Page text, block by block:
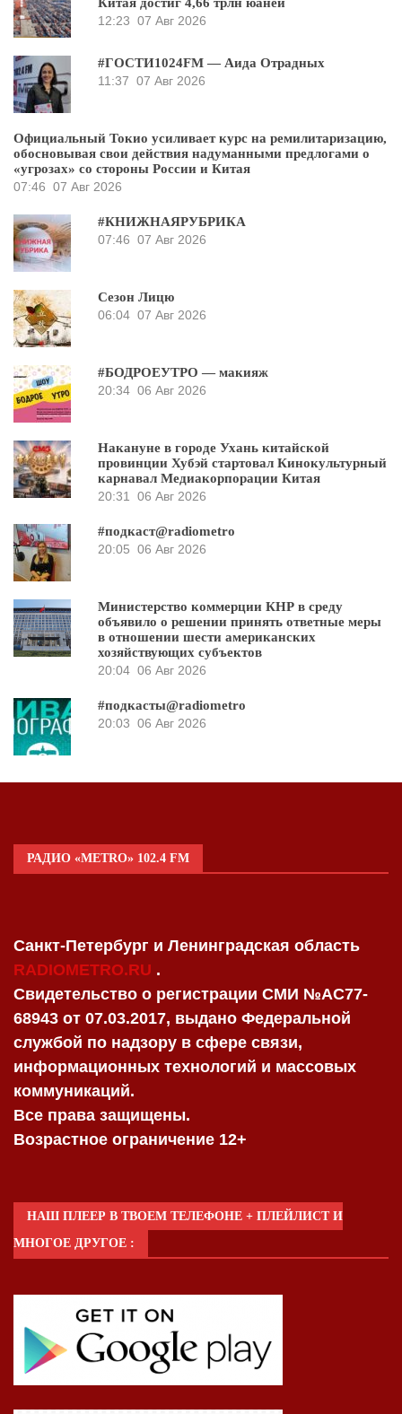
12:23 07 Авг 2026
#ГОСТИ1024FM — Аида Отрадных
11:37 07 Авг 2026
Официальный Токио усиливает курс на ремилитаризацию,
обосновывая свои действия надуманными предлогами о
«угрозах» со стороны России и Китая
07:46 07 Авг 2026
#КНИЖНАЯРУБРИКА
07:46 07 Авг 2026
Сезон Лицю
06:04 07 Авг 2026
#БОДРОЕУТРО — макияж
20:34 06 Авг 2026
Накануне в городе Ухань китайской
провинции Хубэй стартовал Кинокультурный
карнавал Медиакорпорации Китая
20:31
06 Авг 2026
#подкаст@radiometro
20:05 06 Авг 2026
Министерство коммерции КНР в среду
объявило о решении принять ответные меры
в отношении шести американских
хозяйствующих субъектов
20:04 06 Авг 2026
#подкасты@radiometro
20:03 06 Авг 2026
РАДИО «METRO» 102.4 FM
Санкт-Петербург и Ленинградская область
RADIOMETRO.RU .
Свидетельство о регистрации СМИ №AC77-
68943 от 07.03.2017, выдано Федеральной
службой по надзору в сфере связи,
информационных технологий и массовых
коммуникаций.
Все права защищены.
Возрастное ограничение 12+
НАШ ПЛЕЕР В ТВОЕМ ТЕЛЕФОНЕ + ПЛЕЙЛИСТ И
МНОГОЕ ДРУГОЕ :